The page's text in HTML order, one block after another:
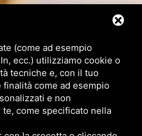
(come ad esempio
ecc.) utilizziamo cookie o
tecniche e, con il tuo
come ad esempio
e non
come specificato nella
Cesena (FC)